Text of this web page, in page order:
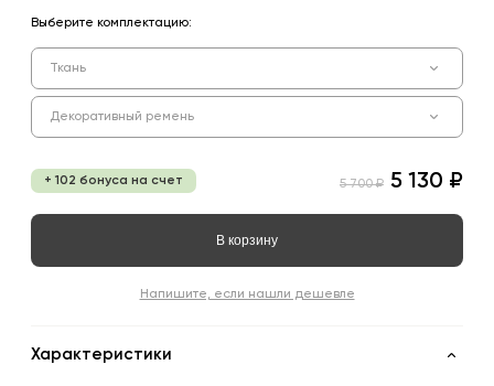
Выберите комплектацию:
Ткань
Декоративный ремень
+ 102 бонуса на счет 5 700 ₽ 5 130 ₽
В корзину
Напишите, если нашли дешевле
Характеристики